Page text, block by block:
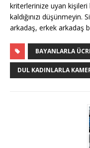
kriterlerinize uyan
kaldığınızı
arkadaş, erkek arkadaş
BAYANLARLA
DUL KADINLARLA